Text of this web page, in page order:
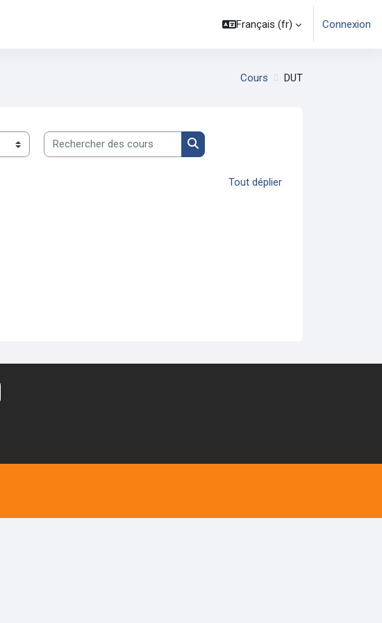
Français ‎(fr)‎ Connexion
Cours DUT
Rechercher des cours
Rechercher des cours
Tout déplier